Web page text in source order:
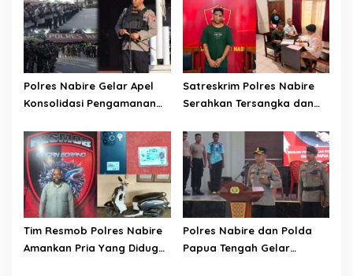
BERHASIL DIAMANKAN
Polres Nabire Gelar Apel
Konsolidasi Pengamanan
Pelajar Mahasiswa Intan
Jaya Se-Indonesia
Satreskrim Polres Nabire
Serahkan Tersangka dan
Penganiayaan yang
Mengakibatkan Korban
Meninggal Dunia ke
Kejaksaan Negeri Nabire
Tim Resmob Polres Nabire
Amankan Pria Yang Diduga
Polres Nabire dan Polda
Papua Tengah Gelar